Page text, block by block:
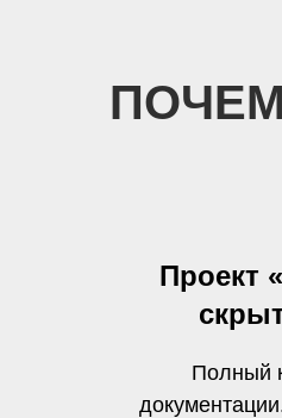
Проект
Полный